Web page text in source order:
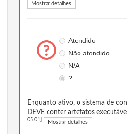
Mostrar detalhes
Atendido
Não atendido
N/A
?
Enquanto ativo, o sistema de
DEVE conter artefatos
05.01] Mostrar detalhes